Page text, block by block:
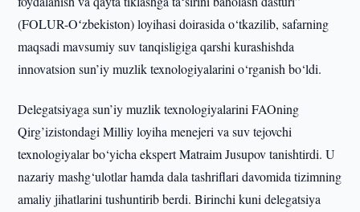
(FOLUR-Oʻzbekiston) loyihasi doirasida o‘tkazilib, safarning
maqsadi mavsumiy suv tanqisligiga qarshi kurashishda
innovatsion sun’iy muzlik texnologiyalarini o‘rganish bo‘ldi.
Delegatsiyaga sun’iy muzlik texnologiyalarini FAOning
Qirg’izistondagi Milliy loyiha menejeri va suv tejovchi
texnologiyalar bo‘yicha ekspert Matraim Jusupov tanishtirdi. U
nazariy mashg‘ulotlar hamda dala tashriflari davomida tizimning
amaliy jihatlarini tushuntirib berdi. Birinchi kuni delegatsiya